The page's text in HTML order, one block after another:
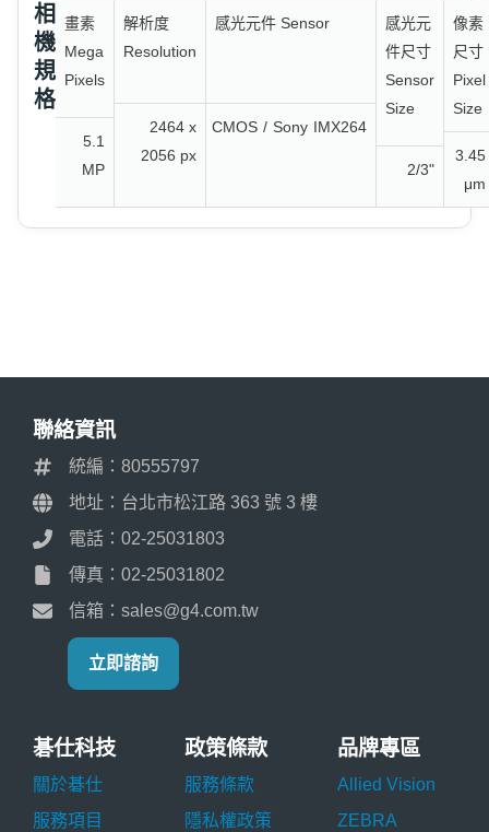
相
機
規
格
畫素
Mega
Pixels
5.1
MP
解析度
Resolution
2464 x
2056 px
感光元件 Sensor
CMOS / Sony IMX264
感光元
件尺寸
Sensor
Size
2/3"
像素
尺寸
Pixel
Size
3.45
μm
聯絡資訊
統編：80555797
地址：台北市松江路 363 號 3 樓
電話：02-25031803
傳真：02-25031802
信箱：sales@g4.com.tw
立即諮詢
碁仕科技
關於碁仕
服務項目
政策條款
服務條款
隱私權政策
品牌專區
Allied Vision
ZEBRA